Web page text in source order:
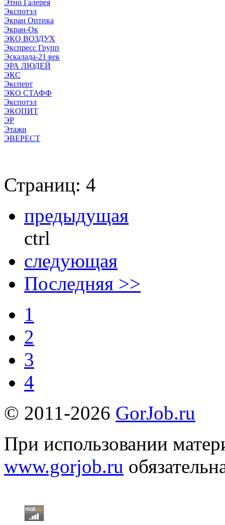
Этно Галерея
Экспотэл
Экран Оптика
Экран-Ок
ЭКО ВОЗДУХ
Экспресс Групп
Эскалада-21 век
ЭРА ЛЮДЕЙ
ЭКС
Эксперт
ЭКО СТАФФ
Экспотэл
ЭКОПИТ
ЭР
Этажи
ЭВЕРЕСТ
Страниц: 4
предыдущая
ctrl
следующая
Последняя >>
1
2
3
4
© 2011-2026 GorJob.ru
При использовании
www.gorjob.ru